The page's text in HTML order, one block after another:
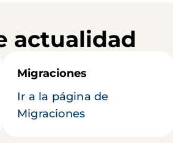
actualidad
Migraciones
Ir a la página de
Migraciones